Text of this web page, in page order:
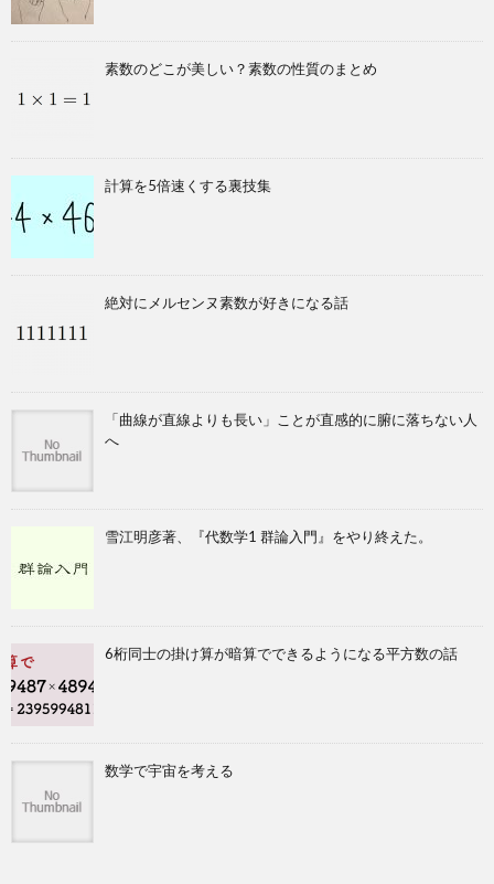
素数のどこが美しい？素数の性質のまとめ
計算を5倍速くする裏技集
絶対にメルセンヌ素数が好きになる話
「曲線が直線よりも長い」ことが直感的に腑に落ちない人
へ
雪江明彦著、『代数学1 群論入門』をやり終えた。
6桁同士の掛け算が暗算でできるようになる平方数の話
数学で宇宙を考える